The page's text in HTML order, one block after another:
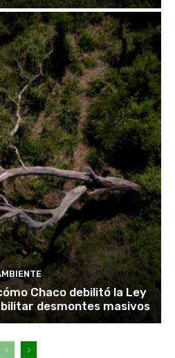
Chaco debilitó la Ley
desmontes masivos